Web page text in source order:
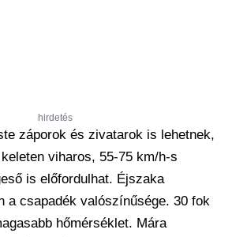
hirdetés
záporok és zivatarok is lehetnek,
viharos, 55-75 km/h-s
is előfordulhat. Éjszaka
a csapadék valószínűsége. 30 fok
hőmérséklet. Mára